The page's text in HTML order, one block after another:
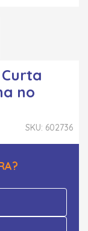
no
SKU: 602736